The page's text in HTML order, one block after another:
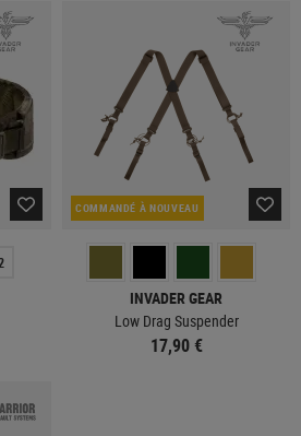
COMMANDÉ À NOUVEAU
INVADER GEAR
Low Drag Suspender
17,90 €